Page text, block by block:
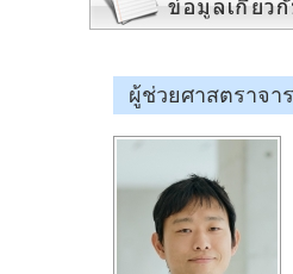
ผู้ช่วยศาสตราจา